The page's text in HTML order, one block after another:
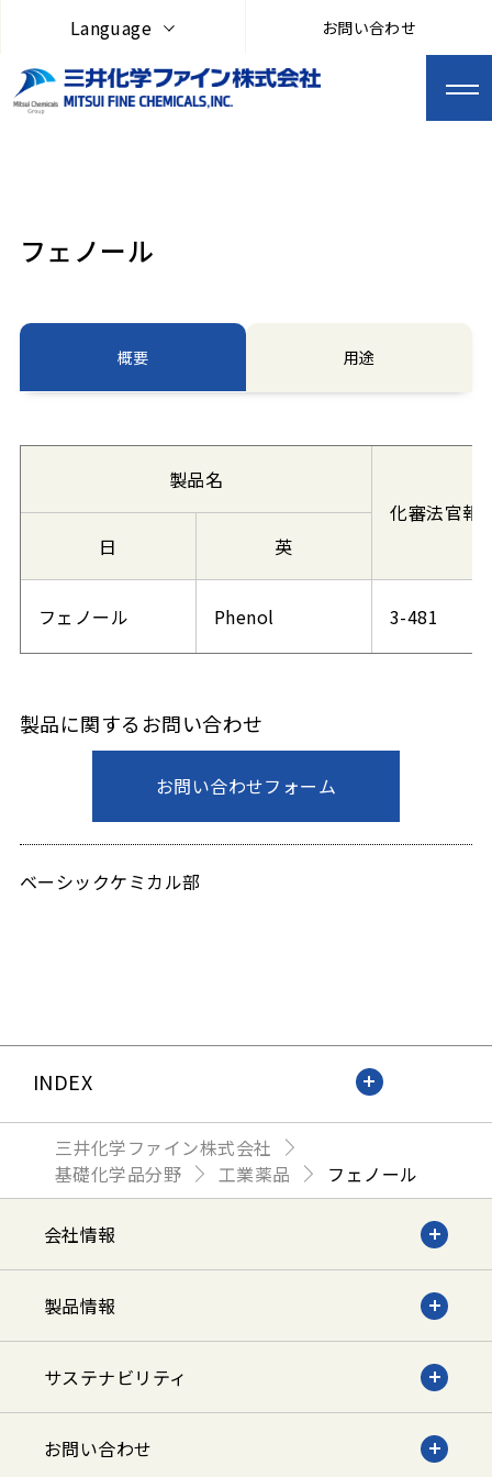
Language お問い合わせ
フェノール
概要 用途
製品名
化審法官報
日
英
フェノール Phenol 3-481
製品に関するお問い合わせ
お問い合わせフォーム
ベーシックケミカル部
INDEX
三井化学ファイン株式会社
基礎化学品分野
工業薬品 フェノール
会社情報
製品情報
サステナビリティ
お問い合わせ